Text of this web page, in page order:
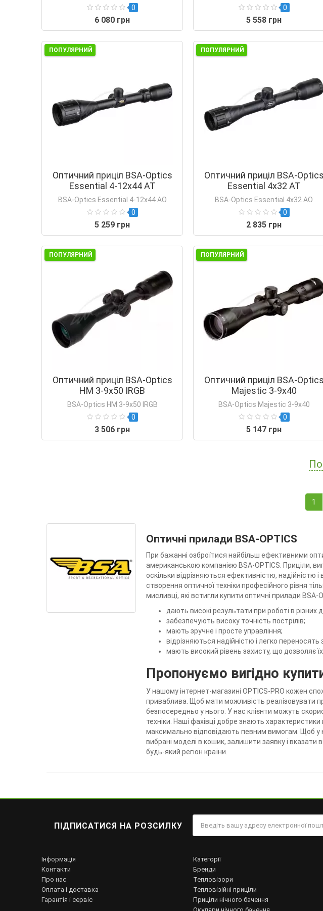
0
6 080 грн
0
5 558 грн
ПОПУЛЯРНИЙ
Оптичний приціл BSA-Optics
Essential 4-12x44 АТ
BSA-Optics Essential 4-12x44 АО
0
5 259 грн
ПОПУЛЯРНИЙ
Оптичний приціл BSA-Optics
Essential 4x32 АТ
BSA-Optics Essential 4x32 АО
0
2 835 грн
ПОПУЛЯРНИЙ
Оптичний приціл BSA-Optics
HM 3-9х50 IRGB
BSA-Optics HM 3-9х50 IRGB
0
3 506 грн
ПОПУЛЯРНИЙ
Оптичний приціл BSA-Optics
Majestic 3-9х40
BSA-Optics Majestic 3-9х40
0
5 147 грн
1
Оптичні прилади BSA-OPTICS
При бажанні озброїтися найбільш ефективними
американською компанією BSA-OPTICS. Приціли,
оскільки відрізняються ефективністю,
створення оптичної техніки професійного рівня
мисливці, які встигли купити оптичні прилади
дають високі результати при роботі в різних
забезпечують високу точність пострілів;
мають зручне і просте управління;
відрізняються надійністю і легко
мають високий рівень захисту, що дозволяє
Пропонуємо вигідно
У нашому інтернет-магазині OPTICS-PRO кожен
приваблива. Щоб мати можливість реалізовувати
безпосередньо у нього. У нас клієнти можуть
техніки. Наші фахівці добре знають
максимально відповідають певним вимогам. Щоб у
вибрані моделі в кошик, залишити заявку і
будь-який регіон країни.
ПІДПИСАТИСЯ НА РОЗСИЛКУ
Інформація
Контакти
Про нас
Оплата і доставка
Гарантія і сервіс
Категорії
Бренди
Тепловізори
Тепловізійні приціли
Приціли нічного бачення